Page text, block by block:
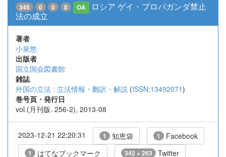
345 0 0 0 OA
ロシア ゲイ・プロパガンダ禁止
法の成立
著者
小泉悠
出版者
国立国会図書館
雑誌
外国の立法 : 立法情報・翻訳・解説 (ISSN:13492071)
巻号頁・発行日
vol.(月刊版. 256-2), 2013-08
2023-12-21 22:20:31 1 知恵袋 1 Facebook
1 はてなブックマーク 342 + 263 Twitter